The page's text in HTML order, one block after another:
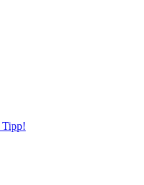
Tipp!